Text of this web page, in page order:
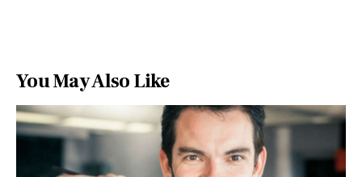
You May Also Like